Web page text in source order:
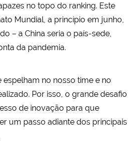
no topo do ranking. Este
Mundial, a princípio em junho,
– a China seria o país-sede,
da pandemia.
espelham no nosso time e no
Por isso, o grande desafio
de inovação para que
um passo adiante dos principais